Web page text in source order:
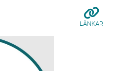
LÄNKAR